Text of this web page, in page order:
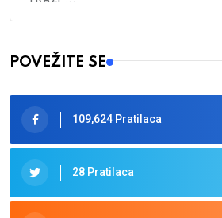
Type 2 or more characters for results.
POVEŽITE SE
109,624 Pratilaca
28 Pratilaca